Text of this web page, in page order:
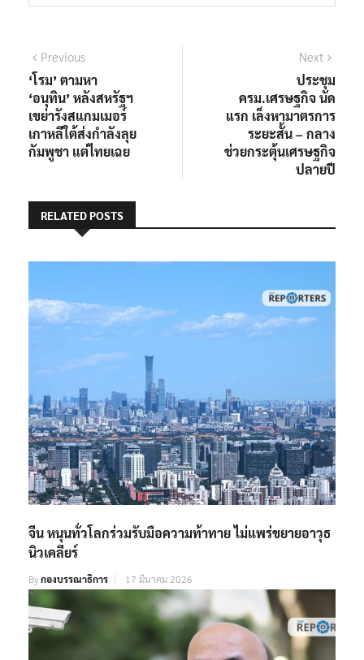
แนะแนว
เรื่อง
PreviousPrevious
post:
‘โรม’ ตามหา
‘อนุทิน’ หลังสหรัฐฯ
เขย่ารังสแกมเมอร์
เกาหลีใต้ส่งกำลังลุย
กัมพูชา แต่ไทยเฉย
Next
ประชุม
ครม.เศรษฐกิจ นัด
แรก เล็งหามาตรการ
ระยะสั้น – กลาง
ช่วยกระตุ้นเศรษฐกิจ
ปลายปี
RELATED POSTS
จีน หนุนทั่วโลกร่วมรับมือความท้าทาย ไม่แพร่ขยายอาวุธ
นิวเคลียร์
Byกองบรรณาธิการ 17 มีนาคม 2026